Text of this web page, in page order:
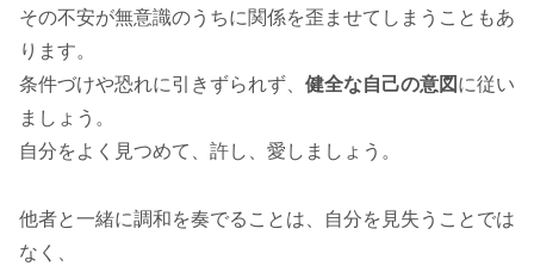
その不安が無意識のうちに関係を歪ませてしまうこともあ
ります。
条件づけや恐れに引きずられず、 健全な自己の意図 に従い
ましょう。
自分をよく見つめて、許し、愛しましょう。
他者と一緒に調和を奏でることは、自分を見失うことでは
なく、